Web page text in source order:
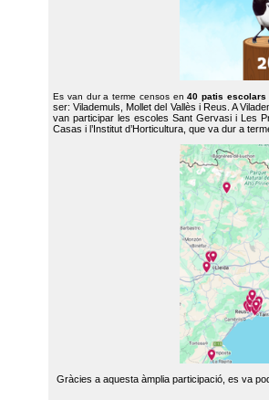
Es van dur a terme censos en40 patis escolars
ser: Vilademuls, Mollet del Vallès i Reus. A
van participar les escoles Sant Gervasi i Les
Casas i l’Institut d’Horticultura, que va dur a
Gràcies a aquesta àmplia participació, es va